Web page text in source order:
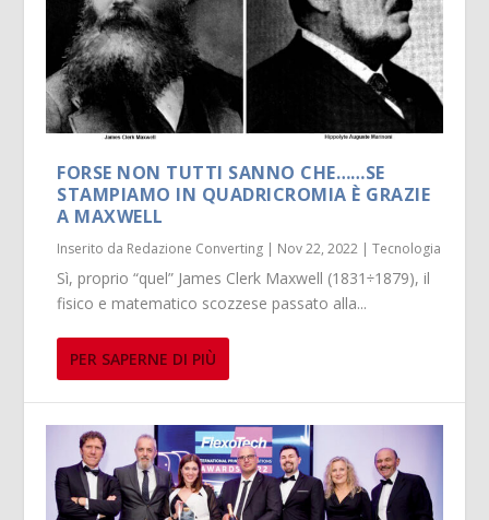
FORSE NON TUTTI SANNO CHE……SE
STAMPIAMO IN QUADRICROMIA È GRAZIE
A MAXWELL
Inserito da Redazione Converting | Nov 22, 2022 |Tecnologia
Sì, proprio “quel” James Clerk Maxwell (1831÷1879), il
fisico e matematico scozzese passato alla...
PER SAPERNE DI PIÙ